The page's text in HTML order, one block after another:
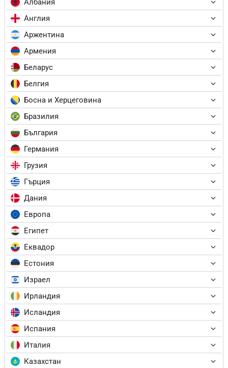
Англия
Аржентина
Армения
Беларус
Белгия
Босна и Херцеговина
Бразилия
България
Германия
Грузия
Гърция
Дания
Европа
Египет
Еквадор
Естония
Израел
Ирландия
Исландия
Испания
Италия
Казахстан